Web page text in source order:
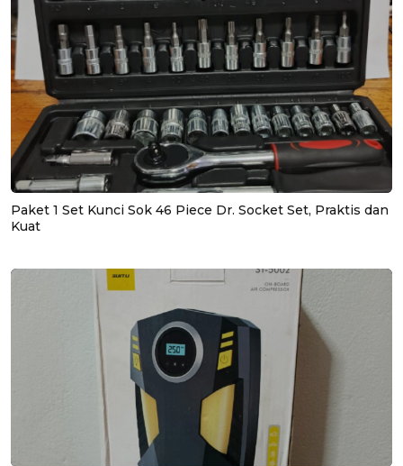
Paket 1 Set Kunci Sok 46 Piece Dr. Socket Set, Praktis dan
Kuat